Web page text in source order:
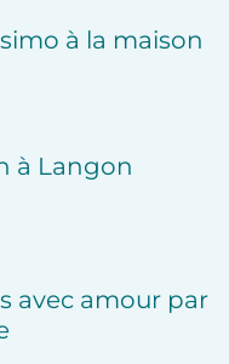
à la maison
à Langon
avec amour par